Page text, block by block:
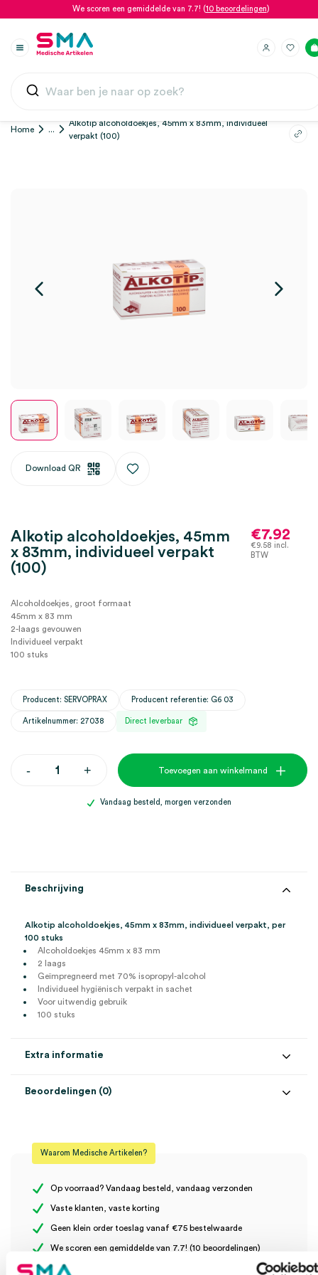
We scoren een gemiddelde van 7.7! (10 beoordelingen)
Home ...
Alkotip alcoholdoekjes, 45mm x 83mm, individueel
verpakt (100)
Download QR
Alkotip alcoholdoekjes, 45mm
x 83mm, individueel verpakt
(100)
€7.92
€9.58 incl.
BTW
Alcoholdoekjes, groot formaat
45mm x 83 mm
2-laags gevouwen
Individueel verpakt
100 stuks
Producent: SERVOPRAX Producent referentie: G6 03
Artikelnummer: 27038 Direct leverbaar
-Alkotip
+ Toevoegen aan winkelmand
Vandaag besteld, morgen verzonden
Beschrijving
Alkotip alcoholdoekjes, 45mm x 83mm, individueel verpakt, per
100 stuks
Alcoholdoekjes 45mm x 83 mm
2 laags
Geïmpregneerd met 70% isopropyl-alcohol
Individueel hygiënisch verpakt in sachet
Voor uitwendig gebruik
100 stuks
Extra informatie
Steriel onsteriel
Verpakking
Beoordelingen (0)
Er zijn nog geen beoordelingen.
individueel verpakt (100)” te beoordelen
Je moet
ingelogd zijn
Waarom Medische Artikelen?
Op voorraad? Vandaag besteld, vandaag verzonden
Vaste klanten, vaste korting
Geen klein order toeslag vanaf €75 bestelwaarde
We scoren een gemiddelde van 7.7! (10 beoordelingen)